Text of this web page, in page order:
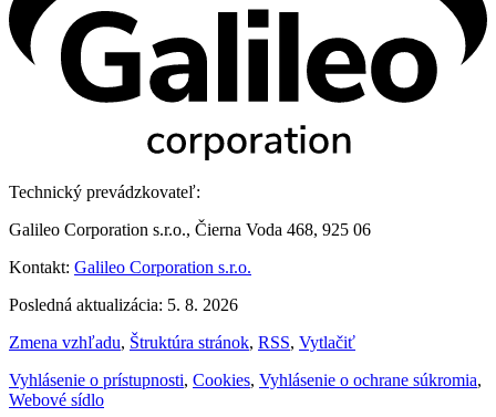
Technický prevádzkovateľ:
Galileo Corporation s.r.o., Čierna Voda 468, 925 06
Kontakt: Galileo Corporation s.r.o.
Posledná aktualizácia: 5. 8. 2026
Zmena vzhľadu, Štruktúra stránok, RSS, Vytlačiť
Vyhlásenie o prístupnosti, Cookies, Vyhlásenie o ochrane súkromia,
Webové sídlo